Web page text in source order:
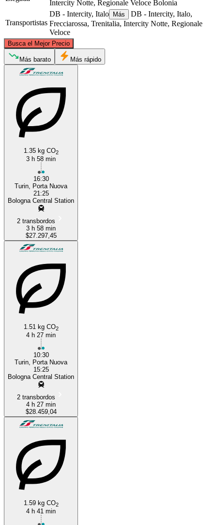
Intercity Notte, Regionale Veloce Bolonia
Transportistas
DB - Intercity, Italo Más
DB - Intercity, Italo,
Frecciarossa, Trenitalia, Intercity Notte, Regionale
Veloce
Busca el Mejor Precio
Más barato Más rápido
1.35 kg CO2
3 h 58 min
16:30
Turin, Porta Nuova
21:25
Bologna Central Station
2 transbordos
3 h 58 min
$27.297,45
1.51 kg CO2
4 h 27 min
10:30
Turin, Porta Nuova
15:25
Bologna Central Station
2 transbordos
4 h 27 min
$28.459,04
1.59 kg CO2
4 h 41 min